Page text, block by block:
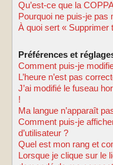
Qu’est-ce que la
Pourquoi ne puis-je pas
À quoi sert « Supprimer
Préférences et
Comment puis-je
L’heure n’est pas
J’ai modifié le fuseau
!
Ma langue n’apparaît
Comment puis-je
d’utilisateur ?
Quel est mon rang et
Lorsque je clique sur le